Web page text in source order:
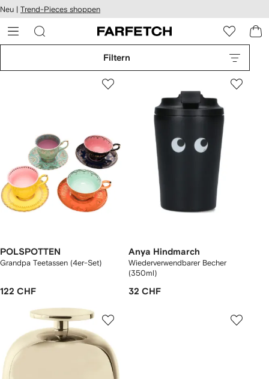
zum
Neu | Trend-Pieces shoppen
Filtern
POLSPOTTEN
Grandpa Teetassen (4er-Set)
122 CHF
Anya Hindmarch
Wiederverwendbarer Becher
(350ml)
32 CHF